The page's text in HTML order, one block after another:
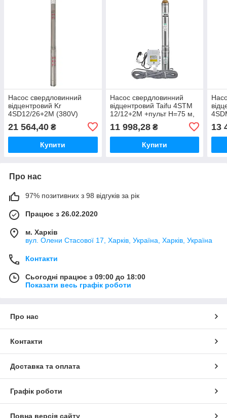
Насос свердловинний
відцентровий Kr
4SD12/26+2М (380V)
Н=176м Q = 16.2 м3, P =
5500 Вт, каб.2 м. (KP3369)
21 564,40 ₴
Купити
Насос свердловинний
відцентровий Taifu 4STM
12/12+2M +пульт Н=75 м,
Q = 16, 2 м3, P = 2200 Вт,
каб.2 м, 2" (TF3403)
11 998,28₴
Купити
300
13
Про нас
97% позитивних з 98 відгуків за рік
Працює з 26.02.2020
м. Харків
вул. Олени Стасової 17, Харків, Україна, Харків, Україна
Контакти
Сьогодні працює з 09:00 до 18:00
Показати весь графік роботи
Про нас
Контакти
Доставка та оплата
Графік роботи
Повна версія сайту